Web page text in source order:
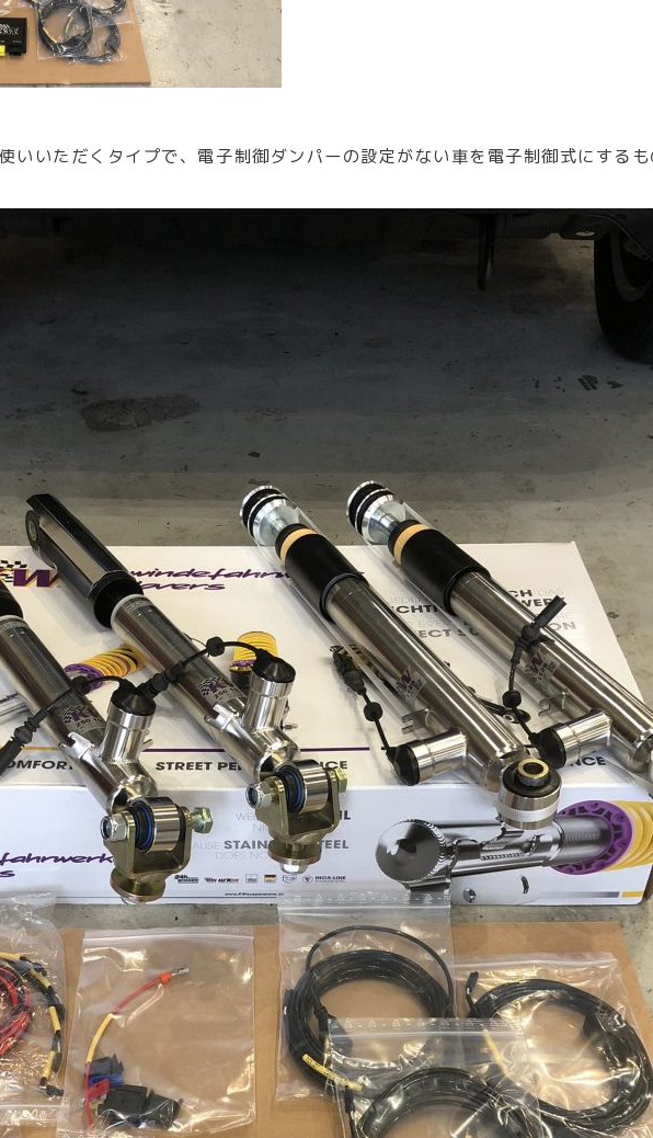
いいただくタイプで、電子制御ダンパーの設定がない車を電子制御式にする